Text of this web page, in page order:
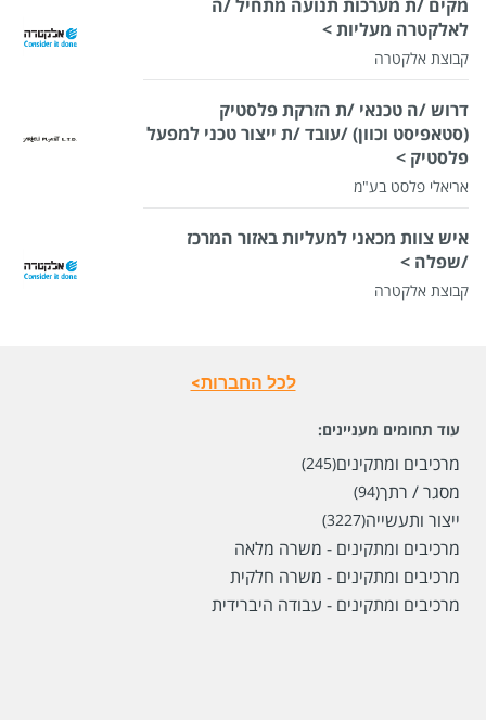
מקים /ת מערכות תנועה מתחיל /ה
לאלקטרה מעליות >
קבוצת אלקטרה
דרוש /ה טכנאי /ת הזרקת פלסטיק
(סטאפיסט וכוון) /עובד /ת ייצור טכני למפעל
פלסטיק >
אריאלי פלסט בע"מ
איש צוות מכאני למעליות באזור המרכז
/שפלה >
קבוצת אלקטרה
לכל החברות>
עוד תחומים מעניינים:
מרכיבים ומתקינים(245)
מסגר / רתך(94)
ייצור ותעשייה(3227)
מרכיבים ומתקינים - משרה מלאה
מרכיבים ומתקינים - משרה חלקית
מרכיבים ומתקינים - עבודה היברידית